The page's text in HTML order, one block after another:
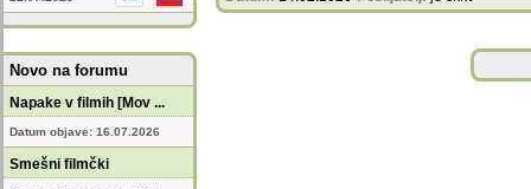
Novo na forumu
Napake v filmih [Mov ...
Datum objave: 16.07.2026
Smešni filmčki